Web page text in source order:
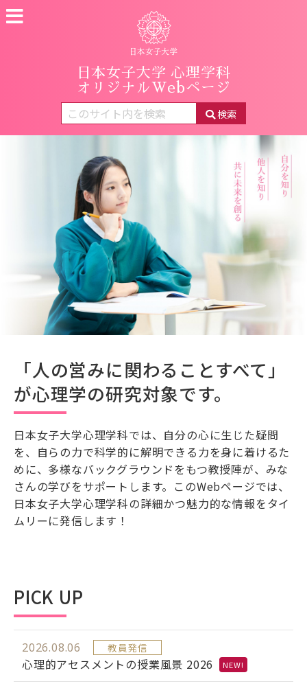
日本女子大学 心理学科
オリジナルWebページ
検索
「人の営みに関わることすべて」
が心理学の研究対象です。
日本女子大学心理学科では、自分の心に生じた疑問
を、自らの力で科学的に解明できる力を身に着けるた
めに、多様なバックグラウンドをもつ教授陣が、みな
さんの学びをサポートします。このWebページでは、
日本女子大学心理学科の詳細かつ魅力的な情報をタイ
ムリーに発信します！
PICK UP
2026.08.06 教員発信
心理的アセスメントの授業風景 2026 NEW!